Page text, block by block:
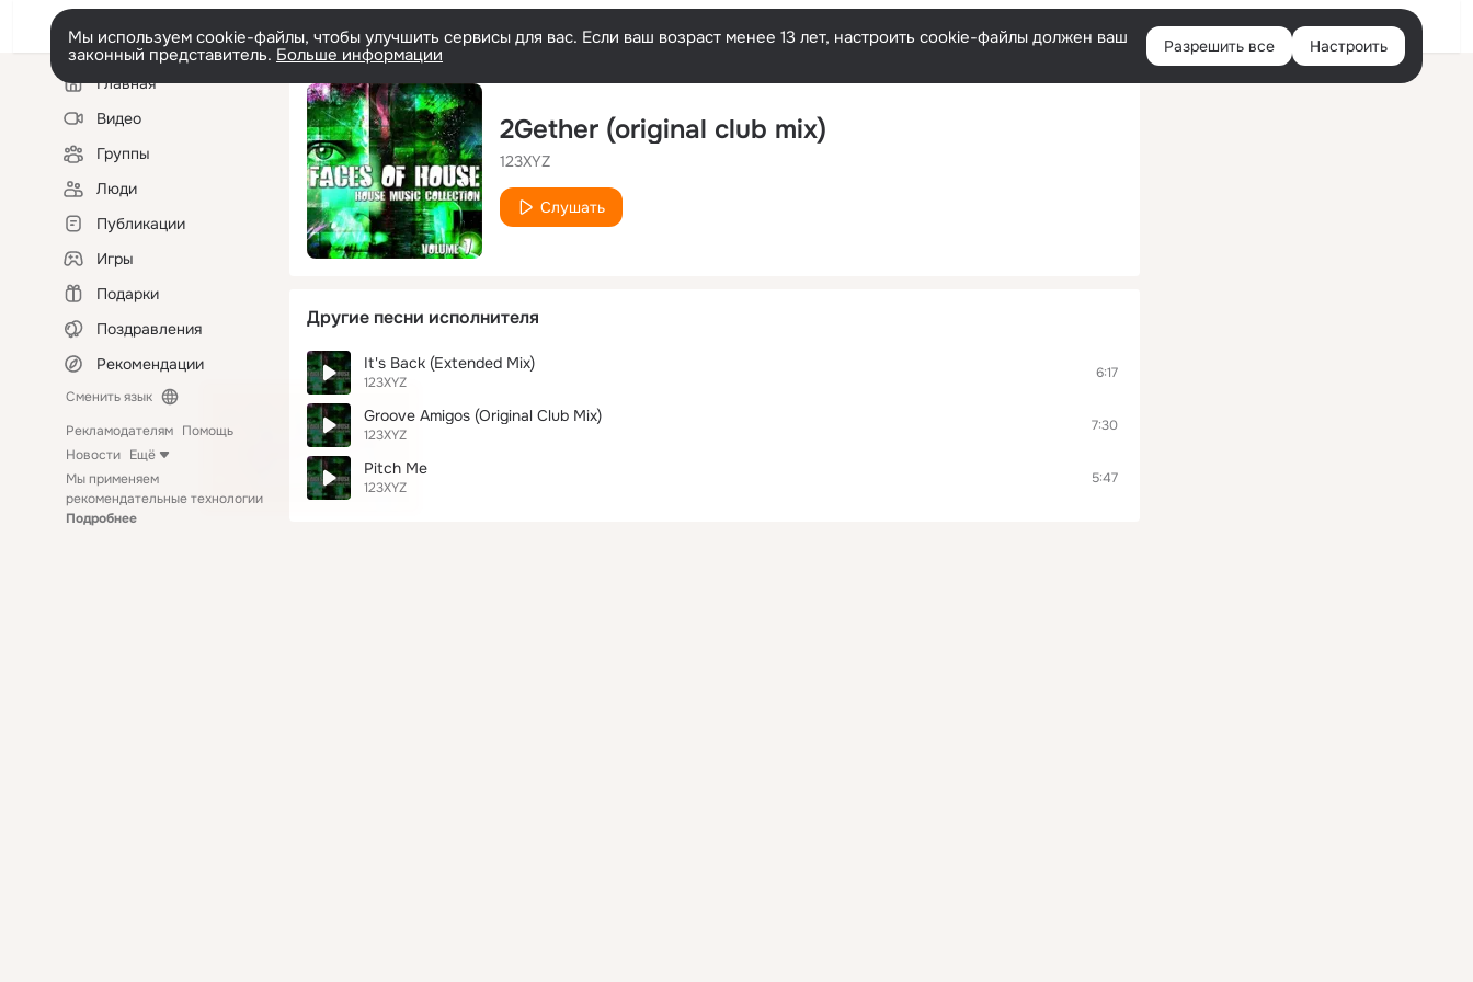
Войти
Мы используем cookie-файлы, чтобы улучшить сервисы для вас. Если ваш возраст менее 13 лет, настроить cookie-файлы должен ваш
законный представитель. Больше информации Разрешить все Настроить
Левая
колонкаГлавная
Видео
Группы
Люди
Публикации
Игры
Подарки
Поздравления
Рекомендации
Сменить язык
Рекламодателям Помощь
Новости Ещё
Мы применяем
рекомендательные технологии
Подробнее
2Gether (original club mix)
123XYZ
Слушать
Другие песни исполнителя
It's Back (Extended Mix)
123XYZ
6:17
Groove Amigos (Original Club Mix)
123XYZ
7:30
Pitch Me
123XYZ
5:47